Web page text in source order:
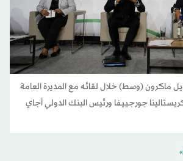
ماكرون (وسط) خلال لقائه مع المديرة العامة
جورجييفا ورئيس البنك الدولي أجاي